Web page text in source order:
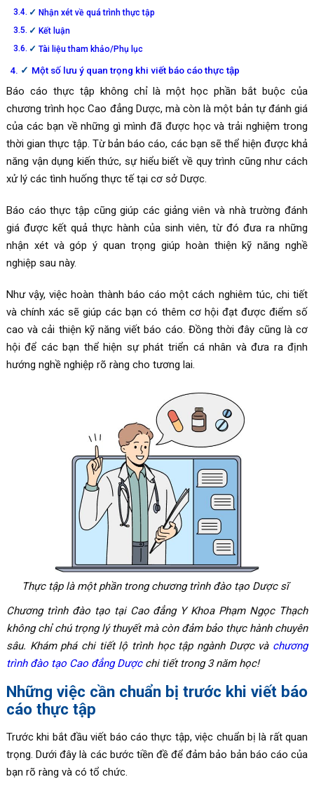
Nhận xét về quá trình thực tập
Kết luận
Tài liệu tham khảo/Phụ lục
Một số lưu ý quan trọng khi viết báo cáo thực tập
Báo cáo thực tập không chỉ là một học phần bắt buộc của
chương trình học Cao đẳng Dược, mà còn là một bản tự đánh giá
của các bạn về những gì mình đã được học và trải nghiệm trong
thời gian thực tập. Từ bản báo cáo, các bạn sẽ thể hiện được khả
năng vận dụng kiến thức, sự hiểu biết về quy trình cũng như cách
xử lý các tình huống thực tế tại cơ sở Dược.
Báo cáo thực tập cũng giúp các giảng viên và nhà trường đánh
giá được kết quả thực hành của sinh viên, từ đó đưa ra những
nhận xét và góp ý quan trọng giúp hoàn thiện kỹ năng nghề
nghiệp sau này.
Như vậy, việc hoàn thành báo cáo một cách nghiêm túc, chi tiết
và chính xác sẽ giúp các bạn có thêm cơ hội đạt được điểm số
cao và cải thiện kỹ năng viết báo cáo. Đồng thời đây cũng là cơ
hội để các bạn thể hiện sự phát triển cá nhân và đưa ra định
hướng nghề nghiệp rõ ràng cho tương lai.
Thực tập là một phần trong chương trình đào tạo Dược sĩ
Chương trình đào tạo tại Cao đẳng Y Khoa Phạm Ngọc Thạch
không chỉ chú trọng lý thuyết mà còn đảm bảo thực hành chuyên
sâu. Khám phá chi tiết lộ trình học tập ngành Dược và chương
trình đào tạo Cao đẳng Dượcchi tiết trong 3 năm học!
Những việc cần chuẩn bị trước khi viết báo
cáo thực tập
Trước khi bắt đầu viết báo cáo thực tập, việc chuẩn bị là rất quan
trọng. Dưới đây là các bước tiền đề để đảm bảo bản báo cáo của
bạn rõ ràng và có tổ chức.